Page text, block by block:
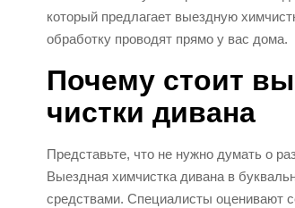
который предлагает выездную
обработку проводят прямо у вас дома.
Почему стоит
чистки дивана
Представьте, что не нужно думать о
Выездная химчистка дивана в
средствами. Специалисты оценивают